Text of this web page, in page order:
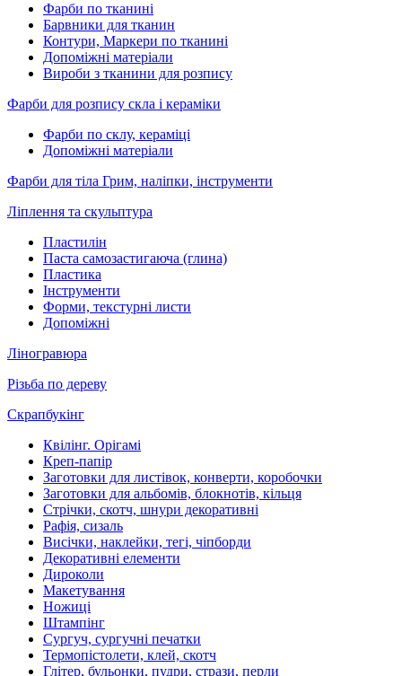
Фарби по тканині
Барвники для тканин
Контури, Маркери по тканині
Допоміжні матеріали
Вироби з тканини для розпису
Фарби для розпису скла і кераміки
Фарби по склу, кераміці
Допоміжні матеріали
Фарби для тіла Грим, наліпки, інструменти
Ліплення та скульптура
Пластилін
Паста самозастигаюча (глина)
Пластика
Інструменти
Форми, текстурні листи
Допоміжні
Ліногравюра
Різьба по дереву
Скрапбукінг
Квілінг. Орігамі
Креп-папір
Заготовки для листівок, конверти, коробочки
Заготовки для альбомів, блокнотів, кільця
Стрічки, скотч, шнури декоративні
Рафія, сизаль
Висічки, наклейки, тегі, чіпборди
Декоративні елементи
Дироколи
Макетування
Ножиці
Штампінг
Сургуч, сургучні печатки
Термопістолети, клей, скотч
Глітер, бульонки, пудри, стрази, перли